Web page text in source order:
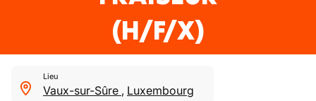
(H/F/X)
Lieu
Vaux-sur-Sûre , Luxembourg